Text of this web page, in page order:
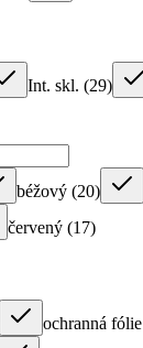
Int. skl. (29)
béžový (20)
červený (17)
ochranná fólie